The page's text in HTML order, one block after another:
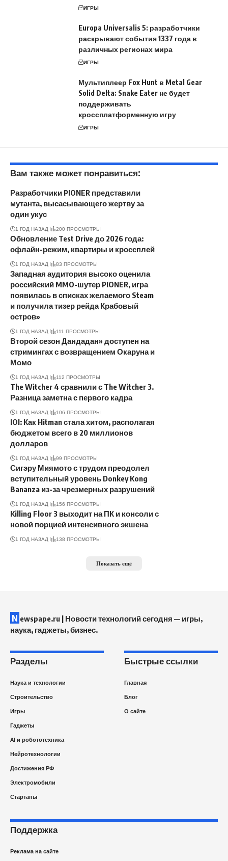
ИГРЫ
Europa Universalis 5: разработчики
раскрывают события 1337 года в
различных регионах мира
ИГРЫ
Мультиплеер Fox Hunt в Metal Gear
Solid Delta: Snake Eater не будет
поддерживать
кроссплатформенную игру
ИГРЫ
Вам также может понравиться:
Разработчики PIONER представили
мутанта, высасывающего жертву за
один укус
1 ГОД НАЗАД 200 ПРОСМОТРЫ
Обновление Test Drive до 2026 года:
офлайн-режим, квартиры и кроссплей
1 ГОД НАЗАД 83 ПРОСМОТРЫ
Западная аудитория высоко оценила
российский MMO-шутер PIONER, игра
появилась в списках желаемого Steam
и получила тизер рейда Крабовый
остров»
1 ГОД НАЗАД 111 ПРОСМОТРЫ
Второй сезон Дандадан» доступен на
стримингах с возвращением Окаруна и
Момо
1 ГОД НАЗАД 112 ПРОСМОТРЫ
The Witcher 4 сравнили с The Witcher 3.
Разница заметна с первого кадра
1 ГОД НАЗАД 106 ПРОСМОТРЫ
IOI: Как Hitman стала хитом, располагая
бюджетом всего в 20 миллионов
долларов
1 ГОД НАЗАД 99 ПРОСМОТРЫ
Сигэру Миямото с трудом преодолел
вступительный уровень Donkey Kong
Bananza из-за чрезмерных разрушений
1 ГОД НАЗАД 156 ПРОСМОТРЫ
Killing Floor 3 выходит на ПК и консоли с
новой порцией интенсивного экшена
1 ГОД НАЗАД 138 ПРОСМОТРЫ
Показать ещё
N ewspape.ru | Новости технологий сегодня — игры,
наука, гаджеты, бизнес.
Разделы
Наука и технологии
Строительство
Игры
Гаджеты
AI и робототехника
Нейротехнологии
Достижения РФ
Электромобили
Стартапы
Быстрые ссылки
Главная
Блог
О сайте
Поддержка
Реклама на сайте